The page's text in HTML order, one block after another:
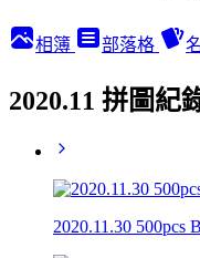
相簿 部落格
2020.11 拼圖紀
2020.11.30 500pcs